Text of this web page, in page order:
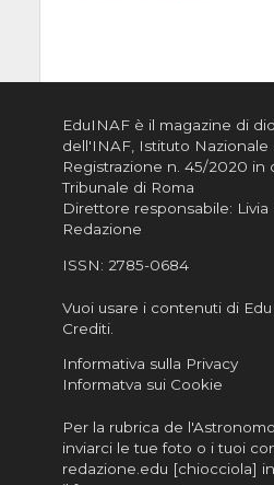
EduINAF è il magazine di
dell'INAF, Istituto Nazionale
Registrazione n. 45/2020 in
Tribunale di Roma
Direttore responsabile: Livia
Redazione
ISSN: 2785-0684
Vuoi usare i contenuti di
Crediti.
Informativa sulla Privacy
Informatva sui Cookie
Per la rubrica de
inviarci le tue foto o i tuoi
redazione.edu [chiocciola]